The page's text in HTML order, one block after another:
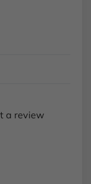
a review